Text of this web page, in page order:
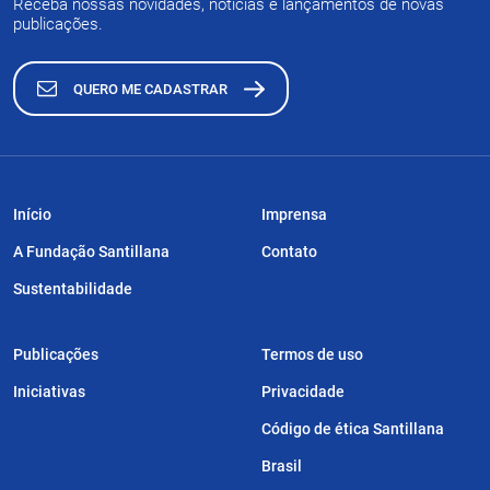
Receba nossas novidades, notícias e lançamentos de novas
publicações.
QUERO ME CADASTRAR
Início
A Fundação Santillana
Sustentabilidade
Publicações
Iniciativas
Imprensa
Contato
Termos de uso
Privacidade
Código de ética Santillana
Brasil